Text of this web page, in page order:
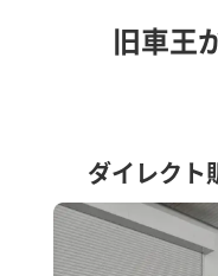
旧車王
ダイレクト